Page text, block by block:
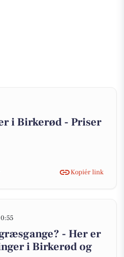
i Birkerød - Priser
Kopiér link
- Her er
i Birkerød og